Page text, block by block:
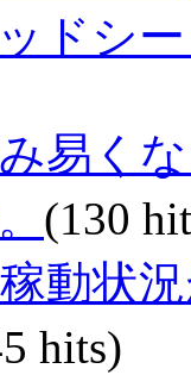
ドシ
易く
(130
動状
hits)